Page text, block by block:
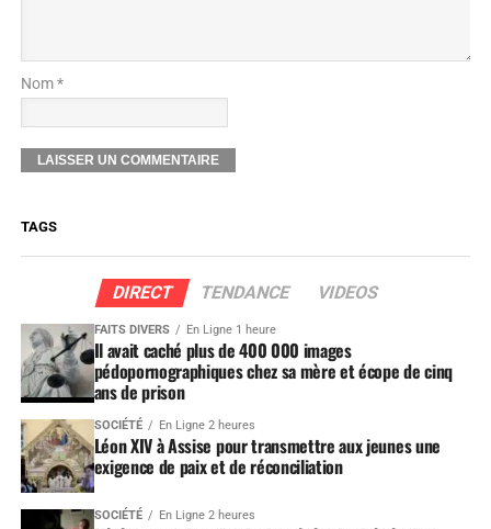
Nom *
TAGS
DIRECT TENDANCE VIDEOS
FAITS DIVERS En Ligne 1 heure
Il avait caché plus de 400 000 images
pédopornographiques chez sa mère et écope de cinq
ans de prison
SOCIÉTÉ En Ligne 2 heures
Léon XIV à Assise pour transmettre aux jeunes une
exigence de paix et de réconciliation
SOCIÉTÉ En Ligne 2 heures